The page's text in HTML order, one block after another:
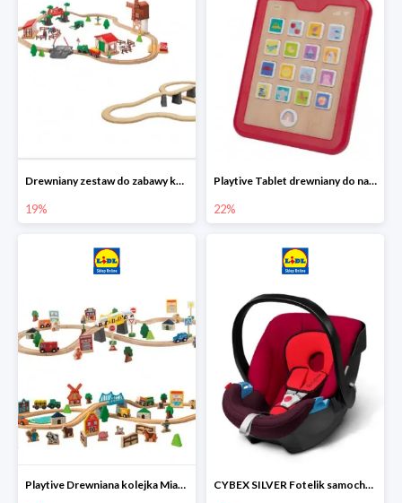
Drewniany zestaw do zabawy kolejką - farma i wiadukt
19%
Playtive Tablet drewniany do nauki, interaktywny
22%
Playtive Drewniana kolejka Miasto lub Farma CYBEX SILVER Fotelik samochodowy